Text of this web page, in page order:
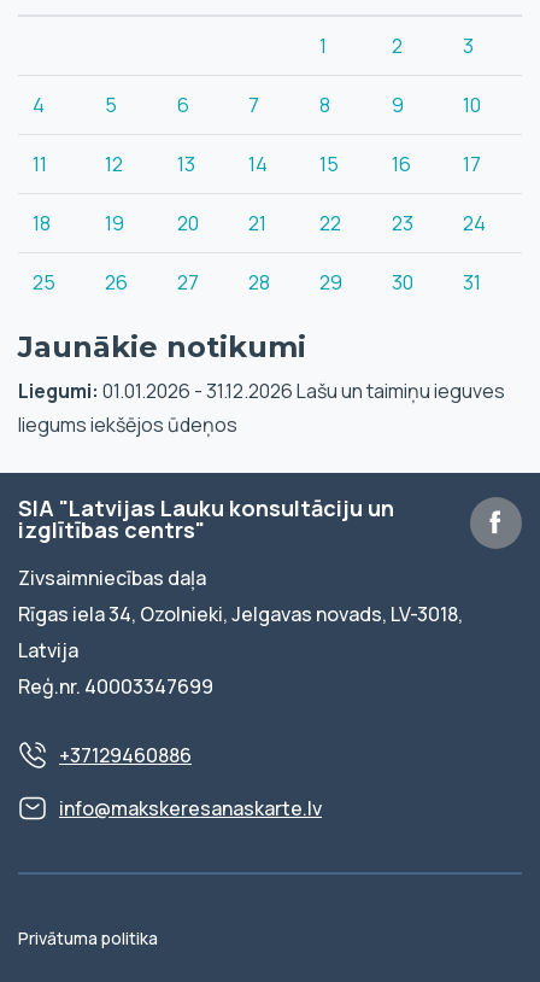
1 2 3
4 5 6 7 8 9 10
11 12 13 14 15 16 17
18 19 20 21 22 23 24
25 26 27 28 29 30 31
Jaunākie notikumi
Liegumi: 01.01.2026 - 31.12.2026 Lašu un taimiņu ieguves
liegums iekšējos ūdeņos
SIA "Latvijas Lauku konsultāciju un
izglītības centrs"
Zivsaimniecības daļa
Rīgas iela 34, Ozolnieki, Jelgavas novads, LV-3018,
Latvija
Reģ.nr. 40003347699
+37129460886
info@makskeresanaskarte.lv
Privātuma politika